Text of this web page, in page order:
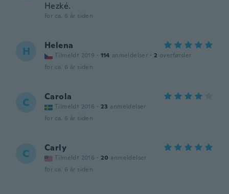
Hezké.
for ca. 6 år siden
H Helena
Tilmeldt 2019 · 114 anmeldelser · 2 overførsler
for ca. 6 år siden
C Carola
Tilmeldt 2016 · 23 anmeldelser
for ca. 6 år siden
C Carly
Tilmeldt 2016 · 20 anmeldelser
for ca. 6 år siden